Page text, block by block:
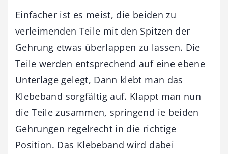
Einfacher ist es meist, die beiden zu
verleimenden Teile mit den Spitzen der
Gehrung etwas überlappen zu lassen. Die
Teile werden entsprechend auf eine ebene
Unterlage gelegt, Dann klebt man das
Klebeband sorgfältig auf. Klappt man nun
die Teile zusammen, springend ie beiden
Gehrungen regelrecht in die richtige
Position. Das Klebeband wird dabei